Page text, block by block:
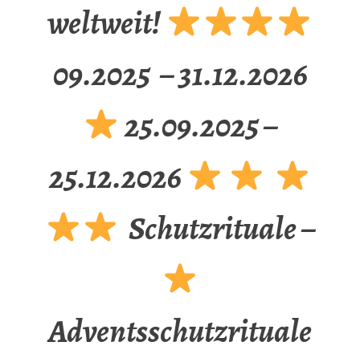
weltweit!
09.2025 – 31.12.2026
25.09.2025 –
25.12.2026
Schutzrituale –
Adventsschutzrituale